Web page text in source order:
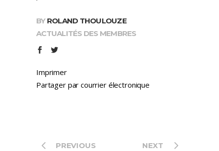
BY ROLAND THOULOUZE
ACTUALITÉS DES MEMBRES
Imprimer
Partager par courrier électronique
PREVIOUS NEXT